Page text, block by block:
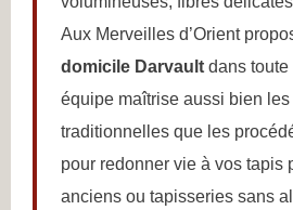
Aux Merveilles d’Orient
domicile Darvault dans
équipe maîtrise aussi bien
traditionnelles que les
pour redonner vie à vos tapis
anciens ou tapisseries sans